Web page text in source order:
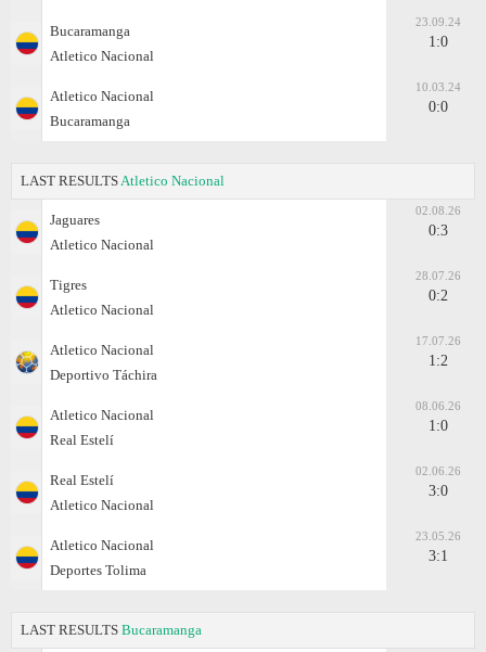
Bucaramanga
Atletico Nacional
23.09.24
1:0
Atletico Nacional
Bucaramanga
10.03.24
0:0
LAST RESULTS Atletico Nacional
Jaguares
Atletico Nacional
02.08.26
0:3
Tigres
Atletico Nacional
28.07.26
0:2
Atletico Nacional
Deportivo Táchira
17.07.26
1:2
Atletico Nacional
Real Estelí
08.06.26
1:0
Real Estelí
Atletico Nacional
02.06.26
3:0
Atletico Nacional
Deportes Tolima
23.05.26
3:1
LAST RESULTS Bucaramanga